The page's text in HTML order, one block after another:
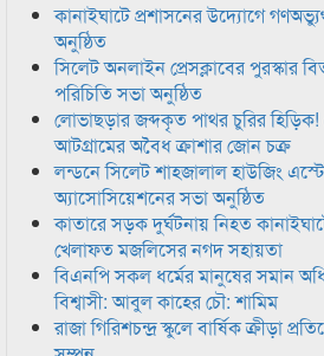
কানাইঘাটে প্রশাসনের উদ্যোগে
অনুষ্ঠিত
সিলেট অনলাইন প্রেসক্লাবের পুরস্কার
পরিচিতি সভা অনুষ্ঠিত
লোভাছড়ার জব্দকৃত পাথর চুরির
আটগ্রামের অবৈধ ক্রাশার জোন চক্র
লন্ডনে সিলেট শাহজালাল হাউজিং
অ্যাসোসিয়েশনের সভা অনুষ্ঠিত
কাতারে সড়ক দুর্ঘটনায় নিহত
খেলাফত মজলিসের নগদ সহায়তা
বিএনপি সকল ধর্মের মানুষের সমান
বিশ্বাসী: আবুল কাহের চৌ: শামিম
রাজা গিরিশচন্দ্র স্কুলে বার্ষিক ক্রীড়া